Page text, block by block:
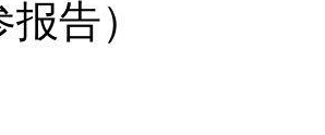
报告）